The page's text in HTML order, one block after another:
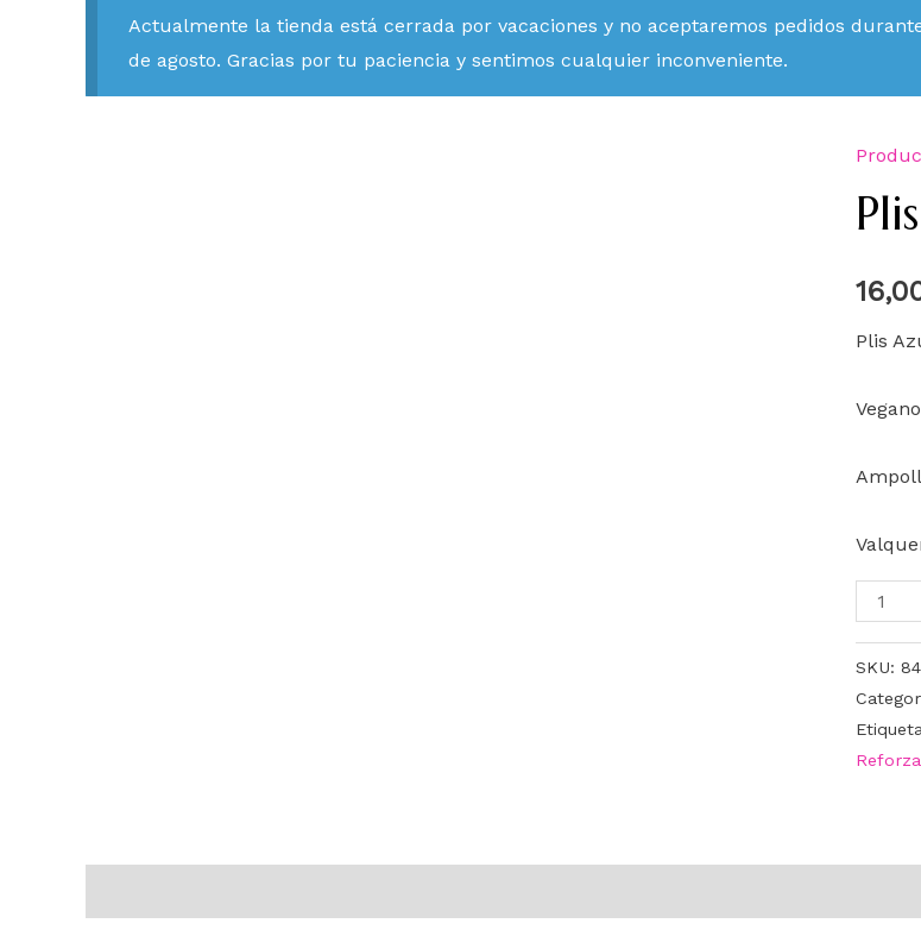
Actualmente la tienda está cerrada por vacaciones y no aceptaremos pedidos
de agosto. Gracias por tu paciencia y sentimos cualquier inconveniente.
Plis
Vegano
SKU: